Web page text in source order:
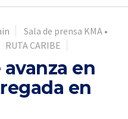
Sala de prensa KMA •
RUTA CARIBE
en
en